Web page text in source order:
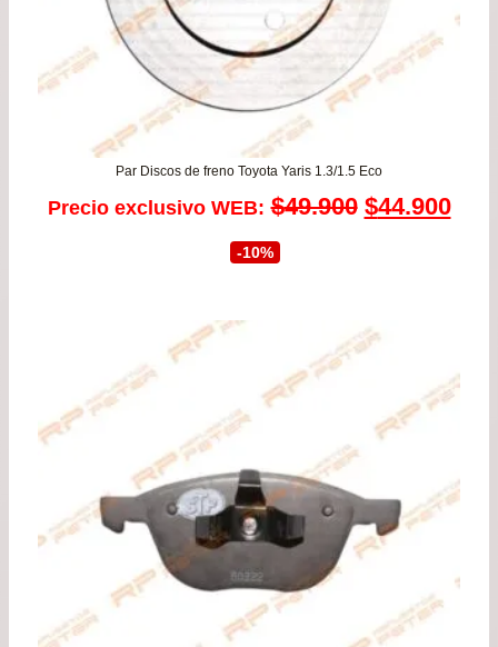
Par Discos de freno Toyota Yaris 1.3/1.5 Eco
Precio exclusivo WEB: $49.900 El
era:
$49.900.
$44.900El
-10%